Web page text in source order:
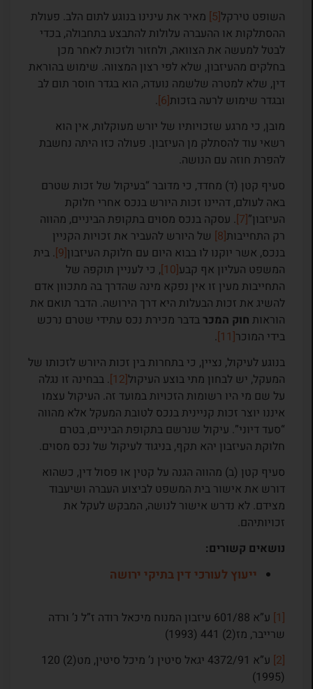
השופט טירקל[5] מאיר את עינינו בנוגע לתום הלב. פעולת
ההסתלקות או ההעברה עלולות להתבצע בתחבולה, בכדי
לבטל למעשה את הצוואה, ולחזור ולזכות לאחר מכן
בחלקים מהעיזבון, שלא לפי רצון המצווה. שימוש בהוראת
דין, שלא למטרה שלשמה נועדה, הוא בגדר חוסר תום לב
ובגדר שימוש לרעה בזכות[6]
.
מובן, כי מרגע שזכויותיו של יורש מעוקלות, אין הוא
רשאי עוד להסתלק מן העיזבון. פעולה כזו היתה נחשבת
להפרת חוזה עם הנושה.
סעיף קטן (ד) מחדד, כי מדובר “בעיקול של זכות שטרם
באה לעולם, דהיינו זכות היורש בנכס אחרי חלוקת
העיזבון”[7] . עסקה בנכס מסוים בתקופת הביניים, מהווה
רק התחייבות[8] של היורש להעביר את זכויות הקניין
בנכס, אשר יוקנו לו בבוא היום עם חלוקת העיזבון[9] . בית
המשפט העליון אף קבע[10]
, כי לעניין תוקפה של
התחייבות מעין זו אין נפקא מינה שהדרך בה מתכוון אדם
להשיג את זכות הבעלות היא דרך הירושה. הדבר תואם את
הוראות חוק המכרבדבר מכירת נכס עתידי שטרם נרכש
בידי המוכר[11]
.
בנוגע לעיקול, נציין, כי בתחרות בין זכות היורש לזכותו של
המעקל, יש לבחון מתי בוצע העיקול[12]
. בבחינה זו נגלה
על שם מי היו רשומות הזכויות במועד זה. העיקול עצמו
איננו יוצר זכות קניינית בנכס לטובת המעקל אלא מהווה
“סעד דיוני”. עיקול שנרשם בתקופת הביניים, בטרם
חלוקת העיזבון יהא תקף, בניגוד לעיקול של נכס מסוים.
סעיף קטן (ב) מהווה הגנה על קטין או פסול דין, כשהוא
דורש את אישור בית המשפט לביצוע העברה ושיעבוד
מצידם. לא נדרש אישור לנושה, המבקש לעקל את
זכויותיהם.
נושאים קשורים:
ייעוץ לעורכי דין בתיקי ירושה
[1]
ע”א 601/88 עיזבון המנוח מיכאל רודה ז”ל נ’ ורדה
שרייבר, מז(2) 441 (1993)
[2]
ע”א 4372/91 יגאל סיטין נ’ מיכל סיטין, מט(2) 120
(1995)